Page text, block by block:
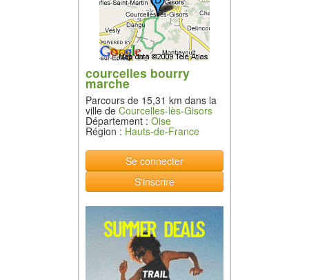
courcelles bourry
marche
Parcours de 15,31 km dans la
ville de Courcelles-lès-Gisors
Département : Oise
Région : Hauts-de-France
Se connecter
S'inscrire